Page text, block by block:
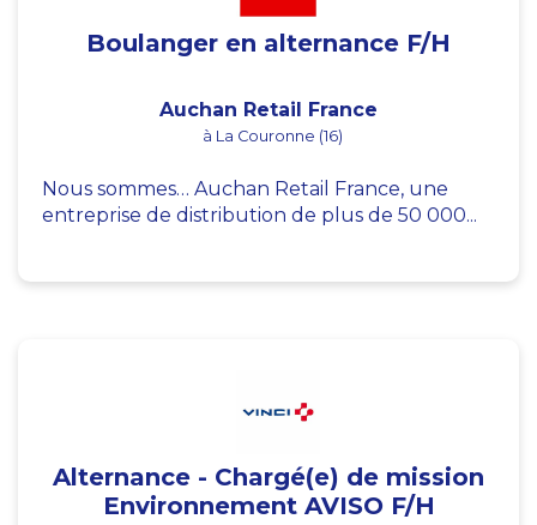
Boulanger en alternance F/H
Auchan Retail France
à La Couronne (16)
Nous sommes… Auchan Retail France, une
entreprise de distribution de plus de 50 000...
Alternance - Chargé(e) de mission
Environnement AVISO F/H